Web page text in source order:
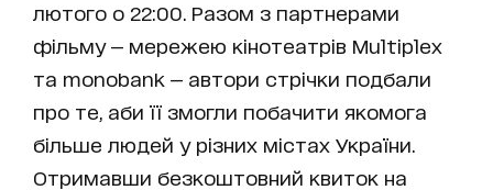
лютого о 22:00. Разом з партнерами
фільму — мережею кінотеатрів Multiplex
та monobank — автори стрічки подбали
про те, аби її змогли побачити якомога
більше людей у різних містах України.
Отримавши безкоштовний квиток на